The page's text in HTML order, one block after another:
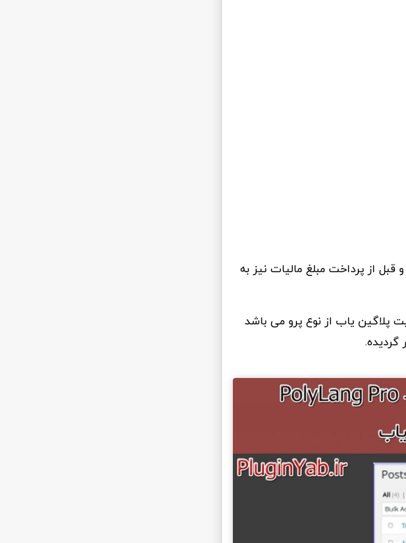
از پرداخت مبلغ مالیات نیز به
پلاگین یاب از نوع پرو می باشد